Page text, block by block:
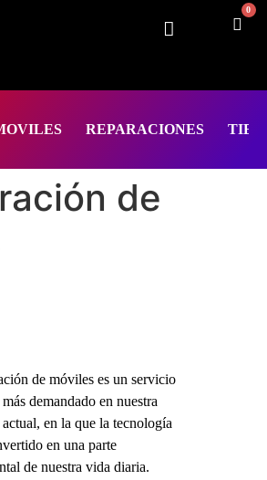
0
REPARACIONES
de
de móviles es un servicio
demandado en nuestra
en la que la tecnología
en una parte
de nuestra vida diaria.